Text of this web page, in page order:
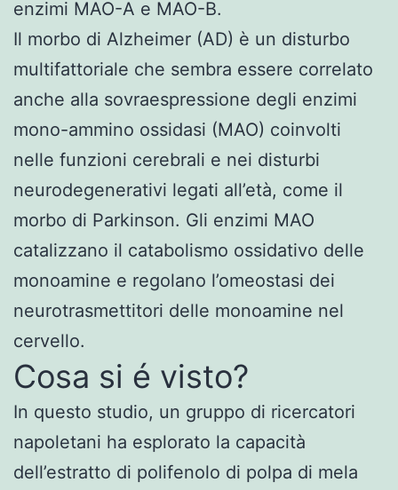
enzimi MAO-A e MAO-B.
Il morbo di Alzheimer (AD) è un disturbo
multifattoriale che sembra essere correlato
anche alla sovraespressione degli enzimi
mono-ammino ossidasi (MAO) coinvolti
nelle funzioni cerebrali e nei disturbi
neurodegenerativi legati all’età, come il
morbo di Parkinson. Gli enzimi MAO
catalizzano il catabolismo ossidativo delle
monoamine e regolano l’omeostasi dei
neurotrasmettitori delle monoamine nel
cervello.
Cosa si é visto?
In questo studio, un gruppo di ricercatori
napoletani ha esplorato la capacità
dell’estratto di polifenolo di polpa di mela